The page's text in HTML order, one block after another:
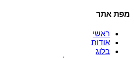
מפת אתר
ראשי
אודות
בלוג